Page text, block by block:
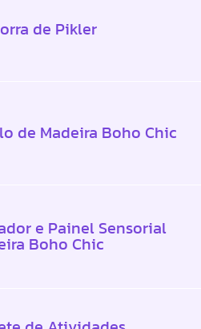
de Pikler
de Madeira Boho Chic
e Painel Sensorial
Boho Chic